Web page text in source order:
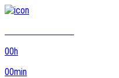
00h
00min